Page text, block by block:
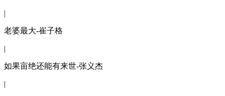
|
老婆最大-崔子格
|
如果亩绝还能有来世-张义杰
|